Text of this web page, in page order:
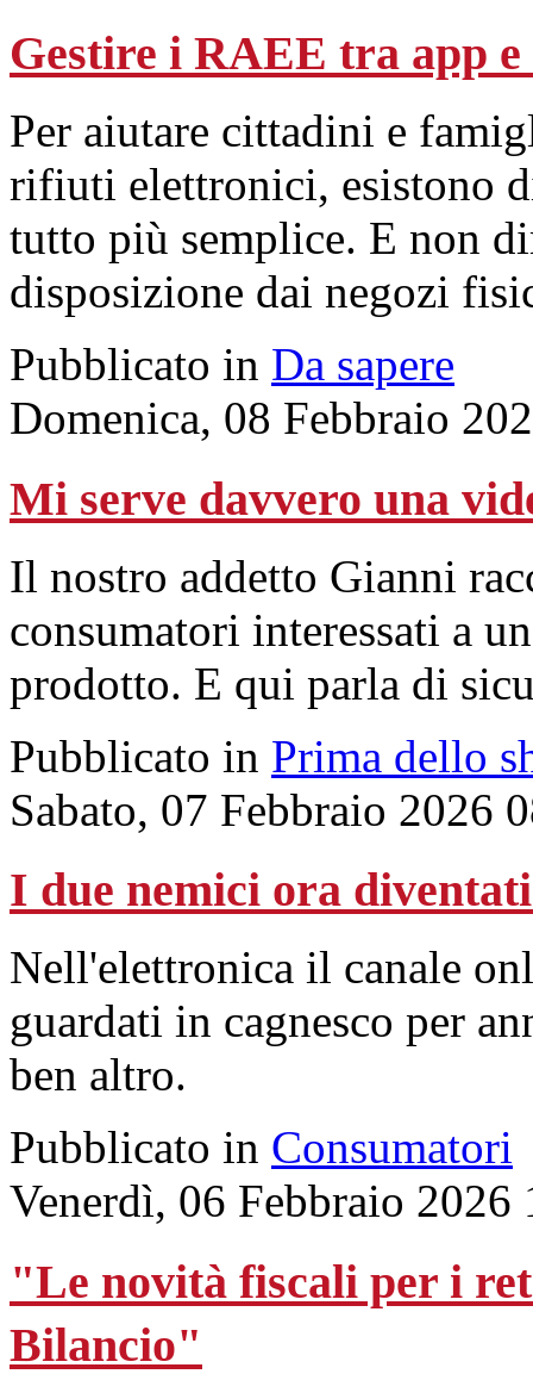
Gestire i RAEE tra app e
Per aiutare cittadini e
rifiuti elettronici, esistono
tutto più semplice. E non
disposizione dai negozi
Pubblicato in Da sapere
Domenica, 08 Febbraio
Mi serve davvero una
Il nostro addetto Gianni
consumatori interessati a
prodotto. E qui parla di
Pubblicato in Prima dello
Sabato, 07 Febbraio 2026
I due nemici ora
Nell'elettronica il canale
guardati in cagnesco per
ben altro.
Pubblicato in Consumatori
Venerdì, 06 Febbraio 2026
"Le novità fiscali per i
Bilancio"